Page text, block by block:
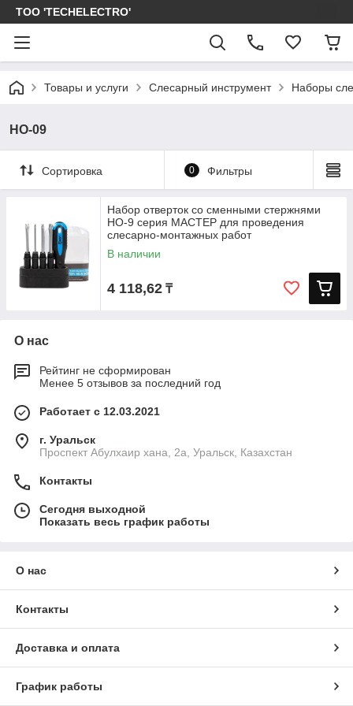
ТОО 'TECHELECTRO'
Товары и услуги Слесарный инструмент Наборы
НО-09
Сортировка 0 Фильтры
Набор отверток со сменными стержнями
НО-9 серия МАСТЕР для проведения
слесарно-монтажных работ
В наличии
4 118,62 ₸
О нас
Рейтинг не сформирован
Менее 5 отзывов за последний год
Работает с 12.03.2021
г. Уральск
Проспект Абулхаир хана, 2а, Уральск, Казахстан
Контакты
Сегодня выходной
Показать весь график работы
О нас
Контакты
Доставка и оплата
График работы